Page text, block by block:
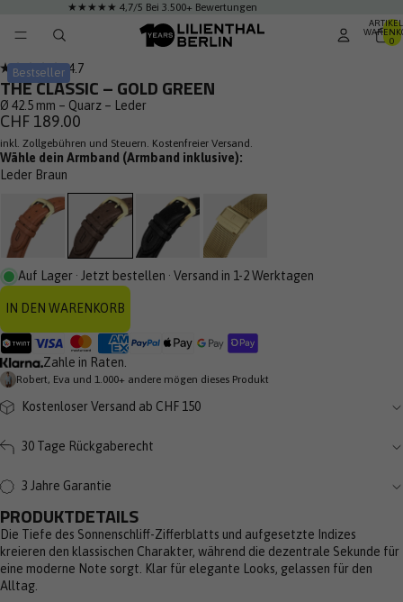
★★★★★ 4,7/5 Bei 3.500+ Bewertungen
0
Bestseller
Mit
4.7
von
5
Sternen
bewertet
4.7Klicken
Sie,
um
den
Rezensionen
scrollen
THE CLASSIC – GOLD GREEN
Ø 42.5 mm – Quarz – Leder
CHF 189.00
inkl. Zollgebühren und Steuern. Kostenfreier Versand.
Wähle dein Armband (Armband inklusive):
Leder Braun
Auf Lager · Jetzt bestellen · Versand in 1-2 Werktagen
IN DEN WARENKORB
Zahle in Raten.
Robert, Eva und 1.000+ andere mögen dieses Produkt
Kostenloser Versand ab CHF 150
30 Tage Rückgaberecht
3 Jahre Garantie
PRODUKTDETAILS
Die Tiefe des Sonnenschliff-Zifferblatts und aufgesetzte Indizes
kreieren den klassischen Charakter, während die dezentrale Sekunde für
eine moderne Note sorgt. Klar für elegante Looks, gelassen für den
Alltag.